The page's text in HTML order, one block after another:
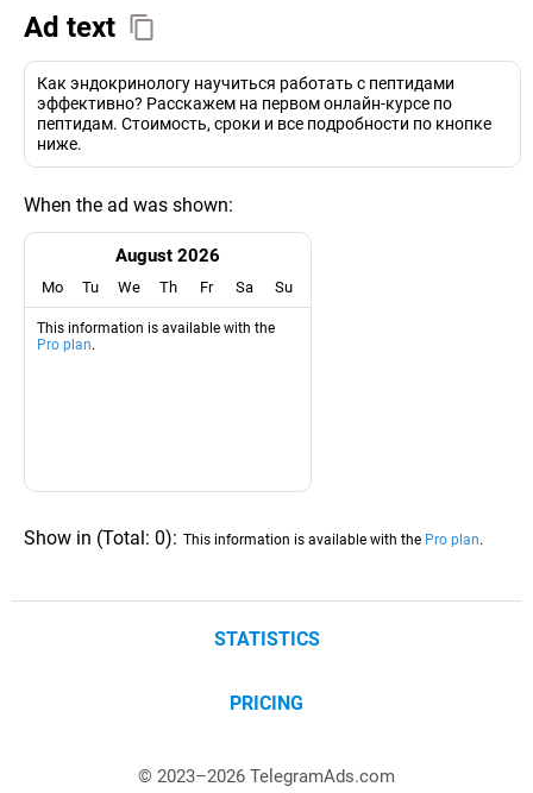
Ad text
Как эндокринологу научиться работать с пептидами
эффективно? Расскажем на первом онлайн-курсе по
пептидам. Стоимость, сроки и все подробности по кнопке
ниже.
When the ad was shown:
August 2026
Mo Tu We Th Fr Sa Su
This information is available with the
Pro plan.
Show in (Total: 0): This information is available with the Pro plan.
STATISTICS
PRICING
© 2023–2026 TelegramAds.com